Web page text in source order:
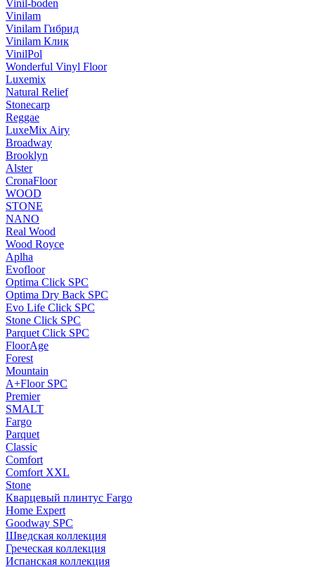
Vinil-boden
Vinilam
Vinilam Гибрид
Vinilam Клик
VinilPol
Wonderful Vinyl Floor
Luxemix
Natural Relief
Stonecarp
Reggae
LuxeMix Airy
Broadway
Brooklyn
Alster
CronaFloor
WOOD
STONE
NANO
Real Wood
Wood Royce
Aplha
Evofloor
Optima Click SPC
Optima Dry Back SPC
Evo Life Click SPC
Stone Click SPC
Parquet Click SPC
FloorAge
Forest
Mountain
A+Floor SPC
Premier
SMALT
Fargo
Parquet
Classic
Comfort
Comfort XXL
Stone
Кварцевый плинтус Fargo
Home Expert
Goodway SPC
Шведская коллекция
Греческая коллекция
Испанская коллекция